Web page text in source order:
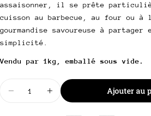
assaisonner, il se prête
cuisson au barbecue, au four ou à
gourmandise savoureuse à partager
simplicité.
Vendu par 1kg, emballé sous vide.
Diminuer la quantité pour Aileron
Augmenter la quantité
Ajouter au
Partager ce produit
Partager
sur
sur
Votre
Les champs marqués * sont